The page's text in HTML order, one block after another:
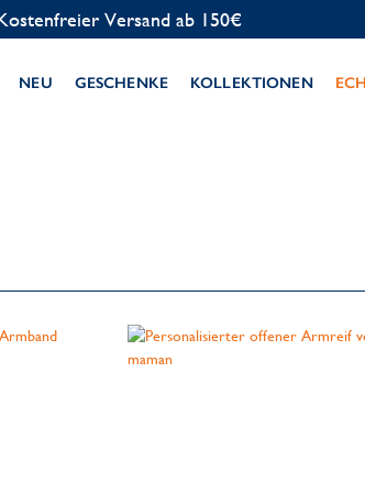
Versand ab 150€
NEU GESCHENKE KOLLEKTIONEN